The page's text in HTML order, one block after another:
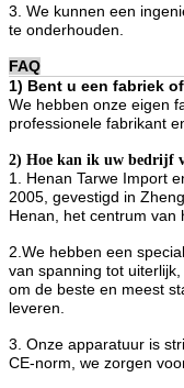
3. We kunnen een
te onderhouden.
FAQ
1) Bent u een fabriek
We hebben onze eigen
professionele fabrikant
2) Hoe kan ik uw bedrijf
1. Henan Tarwe Import
2005, gevestigd in
Henan, het centrum van
2.We hebben een
van spanning tot
om de beste en meest
leveren.
3. Onze apparatuur is
CE-norm, we zorgen